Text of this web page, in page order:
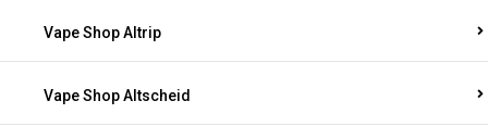
Vape Shop Altrip
Vape Shop Altscheid